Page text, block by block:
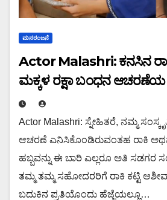
ಮನರಂಜನೆ
Actor Malashri: ಕನಸಿನ
ಮಕ್ಕಳ ರಕ್ಷಾ ಬಂಧನ
Actor Malashri: ಸ್ನೇಹಿತರೆ, ನಮ್ಮ
ಆಚರಣೆ ಎನಿಸಿಕೊಂಡಿರುವಂತಹ ರಾಕಿ
ಹಬ್ಬವನ್ನು ಈ ಬಾರಿ ಎಲ್ಲರೂ ಅತಿ ಸಡಗರ
ತಮ್ಮ ತಮ್ಮ ಸಹೋದರರಿಗೆ ರಾಕಿ ಕಟ್ಟಿ
ಬದುಕಿನ ಪ್ರತಿಯೊಂದು ಹೆಜ್ಜೆಯಲ್ಲೂ…